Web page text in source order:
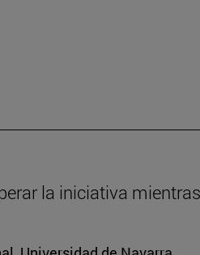
la iniciativa